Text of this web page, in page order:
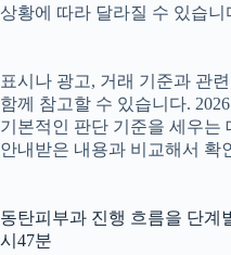
상황에 따라 달라질 수 있습니
표시나 광고, 거래 기준과 관
함께 참고할 수 있습니다.
기본적인 판단 기준을 세우는
안내받은 내용과 비교해서 확
동탄피부과 진행 흐름을 단계
시47분